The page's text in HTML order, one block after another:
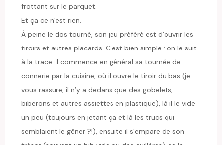
frottant sur le parquet.
Et ça ce n’est rien.
À peine le dos tourné, son jeu préféré est d’ouvrir les
tiroirs et autres placards. C’est bien simple : on le suit
à la trace. Il commence en général sa tournée de
connerie par la cuisine, où il ouvre le tiroir du bas (je
vous rassure, il n’y a dedans que des gobelets,
biberons et autres assiettes en plastique), là il le vide
un peu (toujours en jetant ça et là les trucs qui
semblaient le gêner ?!), ensuite il s’empare de son